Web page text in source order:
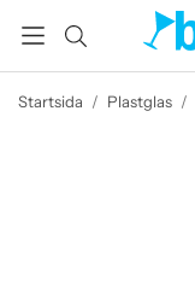
Startsida / Plastglas /